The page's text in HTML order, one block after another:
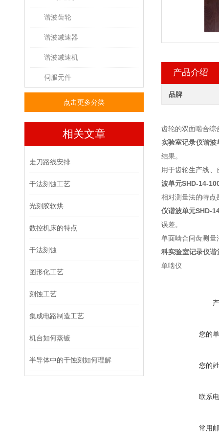
谐波齿轮
谐波减速器
谐波减速机
伺服元件
点击更多分类
相关文章
走刀路线安排
干法刻蚀工艺
光刻胶软烘
数控机床的特点
干法刻蚀
图形化工艺
刻蚀工艺
集成电路制造工艺
机台如何蒸镀
半导体中的干蚀刻如何理解
产品介绍
品牌
齿轮的双面啮合综
实验室记录仪谐波
结果。
用于齿轮生产线
波单元SHD-14-
相对测量法的特点
仪谐波单元SHD-
误差。
单面啮合间齿测量
科实验室记录仪谐
单啮仪
您的
您的
联系
常用